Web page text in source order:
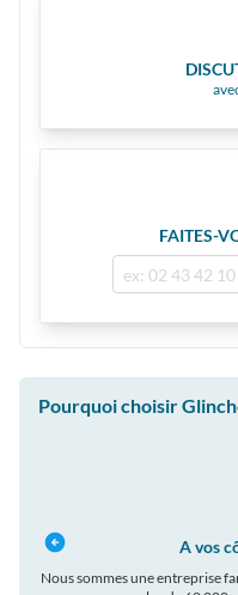
FAITES-
Pourquoi choisir
A vos
Nous sommes une entreprise